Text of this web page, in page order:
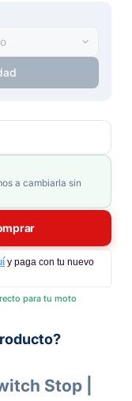
a cambiarla sin
y paga con tu nuevo
para tu moto
Stop |